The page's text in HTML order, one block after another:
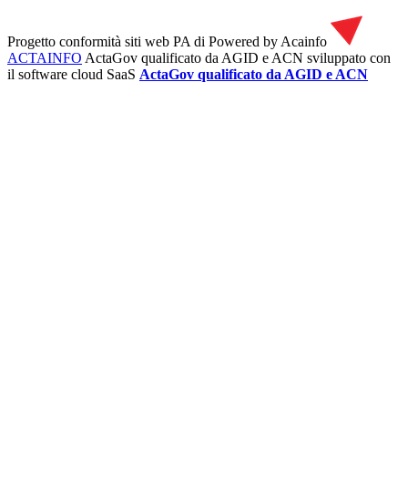
Progetto conformità siti web PA di Powered by Acainfo
ACTAINFO ActaGov qualificato da AGID e ACN sviluppato con
il software cloud SaaS ActaGov qualificato da AGID e ACN